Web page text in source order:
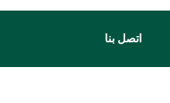
اتصل بنا